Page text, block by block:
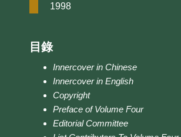
1998
目錄
Innercover in Chinese
Innercover in English
Copyright
Preface of Volume Four
Editorial Committee